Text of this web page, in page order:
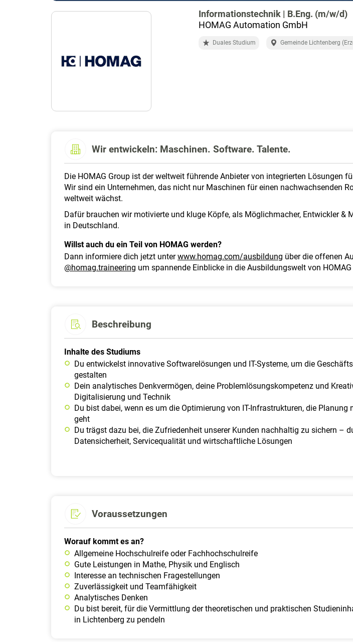
Informationstechnik | B.Eng. (m/w/d)
HOMAG Automation GmbH
Duales Studium Gemeinde Lichtenberg
Wir entwickeln: Maschinen. Software. Talente.
Die HOMAG Group ist der weltweit führende Anbieter von integrierten Lösungen
Wir sind ein Unternehmen, das nicht nur Maschinen für einen nachwachsenden
weltweit wächst.
Dafür brauchen wir motivierte und kluge Köpfe, als Möglichmacher, Entwickler
in Deutschland.
Willst auch du ein Teil von HOMAG werden?
Dann informiere dich jetzt unterwww.homag.com/ausbildung über die offenen
@homag.traineering um spannende Einblicke in die Ausbildungswelt von
Beschreibung
Inhalte des Studiums
Du entwickelst innovative Softwarelösungen und IT-Systeme, um die
gestalten
Dein analytisches Denkvermögen, deine Problemlösungskompetenz und
Digitalisierung und Technik
Du bist dabei, wenn es um die Optimierung von IT-Infrastrukturen, die
geht
Du trägst dazu bei, die Zufriedenheit unserer Kunden nachhaltig zu sichern –
Datensicherheit, Servicequalität und wirtschaftliche Lösungen
Voraussetzungen
Worauf kommt es an?
Allgemeine Hochschulreife oder Fachhochschulreife
Gute Leistungen in Mathe, Physik und Englisch
Interesse an technischen Fragestellungen
Zuverlässigkeit und Teamfähigkeit
Analytisches Denken
Du bist bereit, für die Vermittlung der theoretischen und praktischen
in Lichtenberg zu pendeln